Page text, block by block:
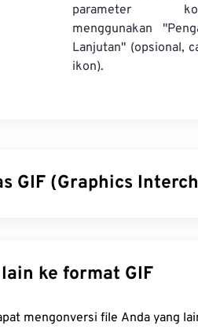
parameter
menggunakan
Lanjutan" (opsional,
ikon).
GIF (Graphics
yang tidak terkompresi, GIF
audio. Penggunaan GIF
Konversi file lain ke format GIF